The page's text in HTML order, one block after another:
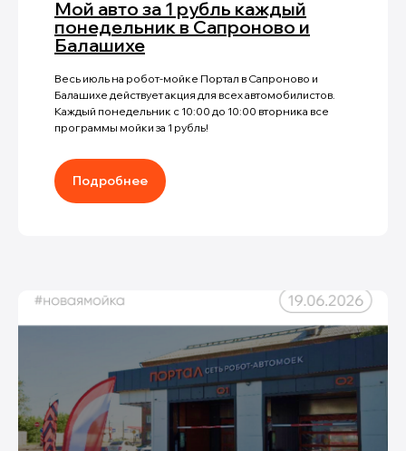
Мой авто за 1 рубль каждый
понедельник в Сапроново и
Балашихе
Весь июль на робот-мойке Портал в Сапроново и
Балашихе действует акция для всех автомобилистов.
Каждый понедельник с 10:00 до 10:00 вторника все
программы мойки за 1 рубль!
Подробнее